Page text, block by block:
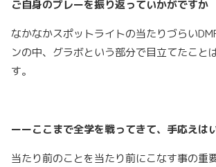
ご自身のプレーを振り返っていかがですか
なかなかスポットライトの当たりづらい
ンの中、グラボという部分で目立てたこと
す。
ーーここまで全学を戦ってきて、手応えは
当たり前のことを当たり前にこなす事の重